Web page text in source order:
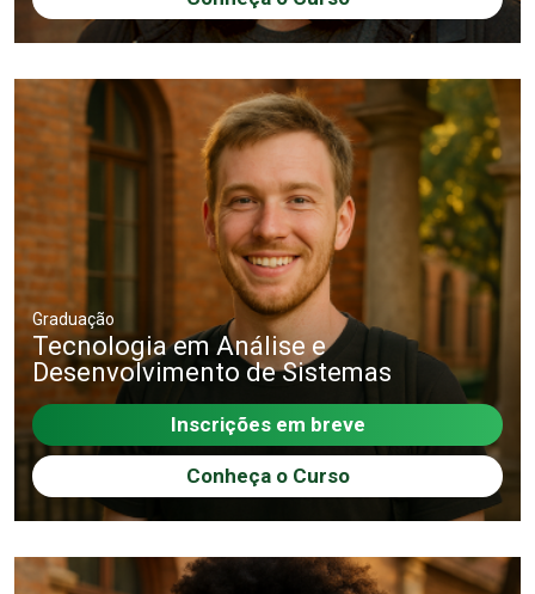
Graduação
Tecnologia em Análise e
Desenvolvimento de Sistemas
Inscrições em breve
Conheça o Curso